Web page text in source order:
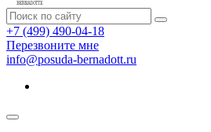
+7 (499) 490-04-18
Перезвоните мне
info@posuda-bernadott.ru